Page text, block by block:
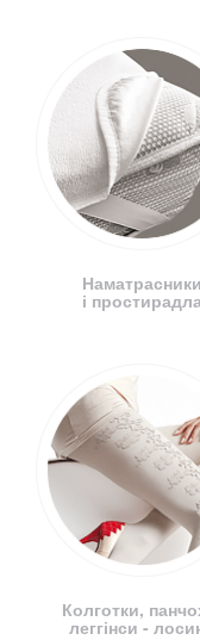
Наматрасники
і простирадла
Колготки,
леггінси -